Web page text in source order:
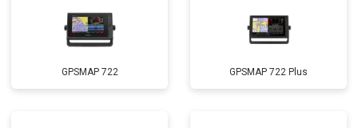
GPSMAP 722 GPSMAP 722 Plus